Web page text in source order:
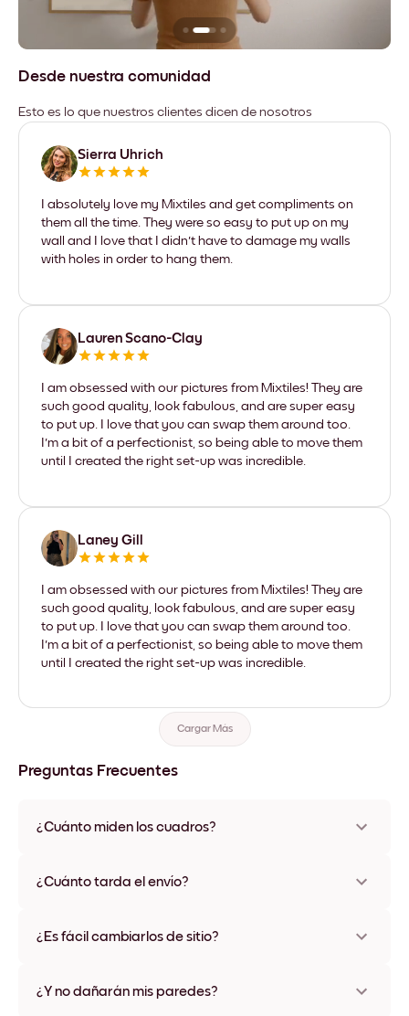
Desde nuestra comunidad
Esto es lo que nuestros clientes dicen de nosotros
Sierra Uhrich
I absolutely love my Mixtiles and get compliments on
them all the time. They were so easy to put up on my
wall and I love that I didn't have to damage my walls
with holes in order to hang them.
Lauren Scano-Clay
I am obsessed with our pictures from Mixtiles! They are
such good quality, look fabulous, and are super easy
to put up. I love that you can swap them around too.
I'm a bit of a perfectionist, so being able to move them
until I created the right set-up was incredible.
Laney Gill
I am obsessed with our pictures from Mixtiles! They are
such good quality, look fabulous, and are super easy
to put up. I love that you can swap them around too.
I'm a bit of a perfectionist, so being able to move them
until I created the right set-up was incredible.
Cargar Más
Preguntas Frecuentes
¿Cuánto miden los cuadros?
varios materiales y colores de marco, incluidas opciones sin
¿Cuánto tarda el envío?
disponibles en algunos países. Te enviaremos un número de
¿Es fácil cambiarlos de sitio?
ningún daño
¿Y no dañarán mis paredes?